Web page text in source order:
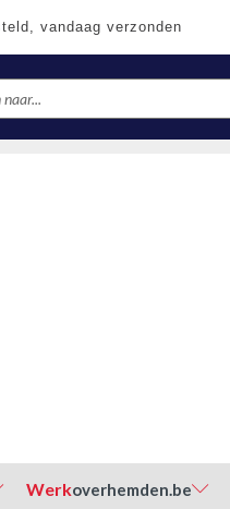
vandaag verzonden
Werkoverhemden.be